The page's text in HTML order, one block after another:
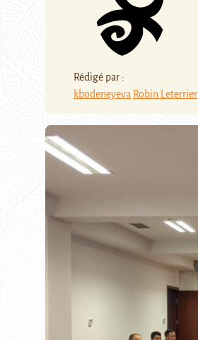
Rédigé par :
kbodeneyeva Robin Leterrier